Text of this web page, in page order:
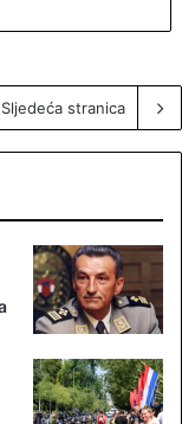
Sljedeća stranica